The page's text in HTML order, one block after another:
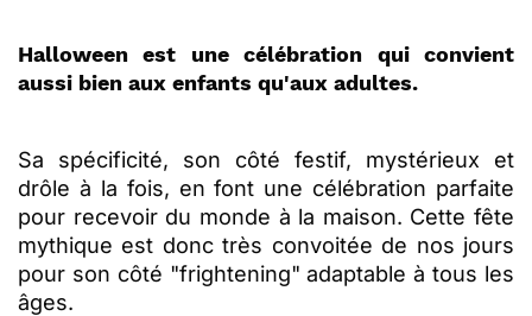
Halloween est une célébration qui convient
aussi bien aux enfants qu'aux adultes.
Sa spécificité, son côté festif, mystérieux et
drôle à la fois, en font une célébration parfaite
pour recevoir du monde à la maison. Cette fête
mythique est donc très convoitée de nos jours
pour son côté "frightening" adaptable à tous les
âges.